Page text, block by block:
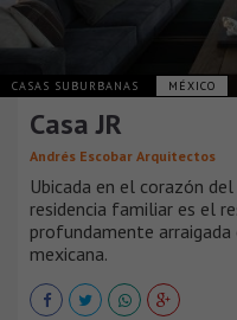
CASAS SUBURBANAS MÉXICO
Casa JR
Andrés Escobar Arquitectos
Ubicada en el corazón
residencia familiar es el
profundamente
mexicana.